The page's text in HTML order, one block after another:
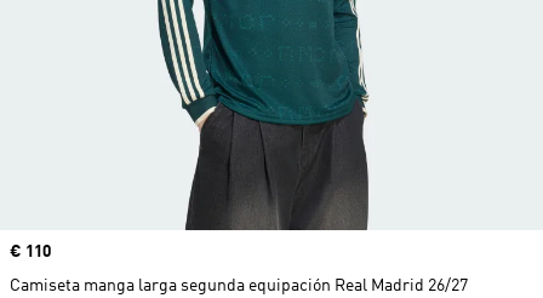
Precio
€ 110
Camiseta manga larga segunda equipación Real Madrid 26/27